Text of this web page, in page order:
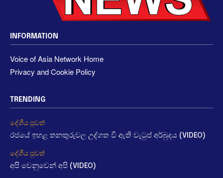
INFORMATION
Voice of Asia Network Home
Privacy and Cookie Policy
TRENDING
දේශීය පුවත්
රජයේ ඉහළ තනතුරුවල උද්ගත වී ඇති වැටුප් අර්බුදය (VIDEO)
දේශීය පුවත්
අපි වෙනුවෙන් අපි (VIDEO)